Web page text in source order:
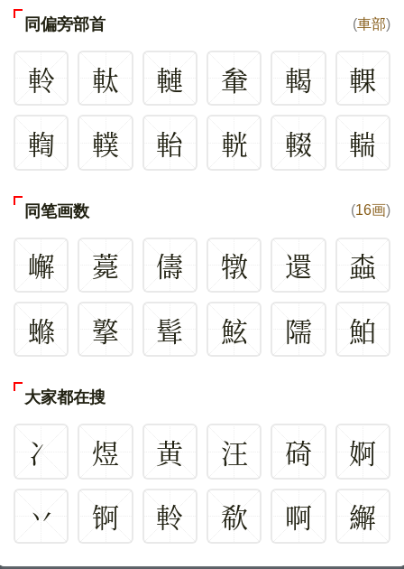
同偏旁部首 (車部)
軨 軚 轋 軬 輵
輠
輷
轐 軩 輄 輟 輲
同笔画数 (16画)
嶰 薧 儔 犜 還
螙
螩
撉 髶 鮌 隭 鮊
大家都在搜
冫 煜 黄 汪 碕
婀
丷
锕 軨 欷 啊 繲